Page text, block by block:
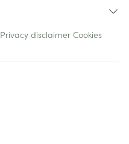
Privacy disclaimer Cookies